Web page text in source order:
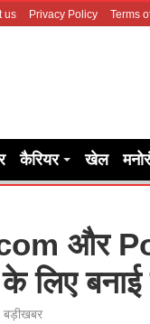
us Privacy Policy Terms
कैरियर खेल
और
लिए
बड़ीखबर